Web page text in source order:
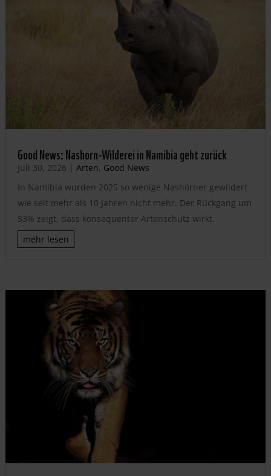
Good News: Nashorn-Wilderei in Namibia geht zurück
Juli 30, 2026 | Arten, Good News
In Namibia wurden 2025 so wenige Nashörner gewildert
wie seit mehr als 10 Jahren nicht mehr. Der Rückgang um
53% zeigt, dass konsequenter Artenschutz wirkt.
mehr lesen